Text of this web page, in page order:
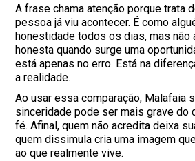
A frase chama atenção porque trata
pessoa já viu acontecer. É como
honestidade todos os dias, mas não
honesta quando surge uma
está apenas no erro. Está na
a realidade.
Ao usar essa comparação, Malafaia
sinceridade pode ser mais grave do
fé. Afinal, quem não acredita deixa
quem dissimula cria uma imagem
ao que realmente vive.